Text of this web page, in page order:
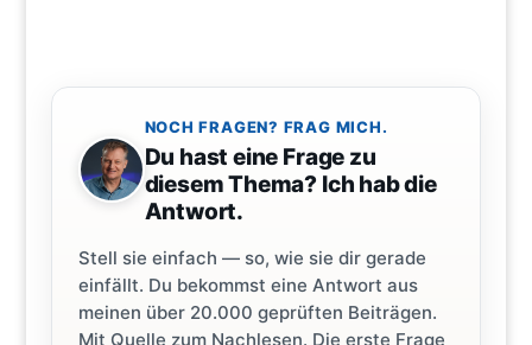
NOCH FRAGEN? FRAG MICH.
Du hast eine Frage zu
diesem Thema? Ich hab die
Antwort.
Stell sie einfach — so, wie sie dir gerade
einfällt. Du bekommst eine Antwort aus
meinen über 20.000 geprüften Beiträgen.
Mit Quelle zum Nachlesen. Die erste Frage